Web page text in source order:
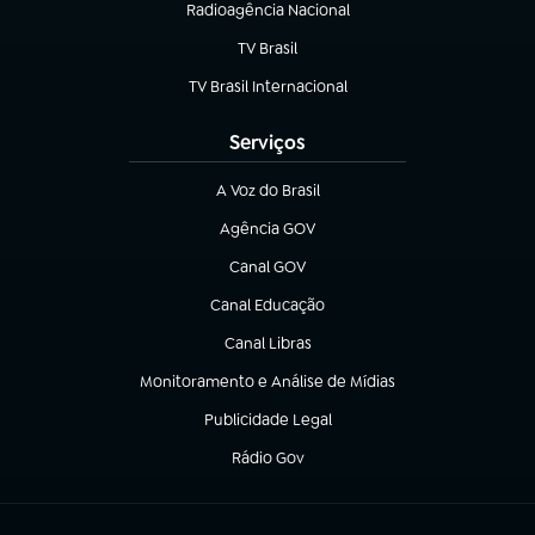
Radioagência Nacional
(abre em nova aba)
TV Brasil
(abre em nova aba)
TV Brasil Internacional
(abre em nova aba)
Serviços
A Voz do Brasil
(abre em nova aba)
Agência GOV
(abre em nova aba)
Canal GOV
(abre em nova aba)
Canal Educação
(abre em nova aba)
Canal Libras
(abre em nova aba)
Monitoramento e Análise de Mídias
(abre em nova aba)
Publicidade Legal
(abre em nova aba)
Rádio Gov
(abre em nova aba)